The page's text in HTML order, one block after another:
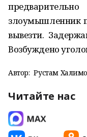
злоумышленник
вывезти.
Возбуждено
Автор: Рустам
Читайте нас